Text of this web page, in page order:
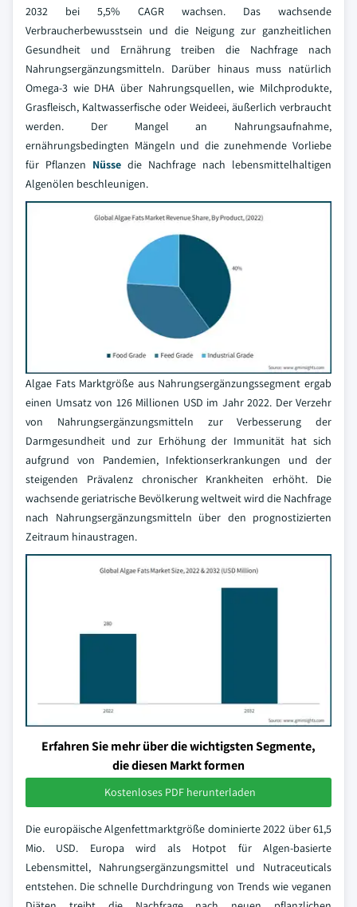
2032 bei 5,5% CAGR wachsen. Das wachsende
Verbraucherbewusstsein und die Neigung zur ganzheitlichen
Gesundheit und Ernährung treiben die Nachfrage nach
Nahrungsergänzungsmitteln. Darüber hinaus muss natürlich
Omega-3 wie DHA über Nahrungsquellen, wie Milchprodukte,
Grasfleisch, Kaltwasserfische oder Weideei, äußerlich verbraucht
werden. Der Mangel an Nahrungsaufnahme,
ernährungsbedingten Mängeln und die zunehmende Vorliebe
für Pflanzen Nüsse die Nachfrage nach lebensmittelhaltigen
Algenölen beschleunigen.
Algae Fats Marktgröße aus Nahrungsergänzungssegment ergab
einen Umsatz von 126 Millionen USD im Jahr 2022. Der Verzehr
von Nahrungsergänzungsmitteln zur Verbesserung der
Darmgesundheit und zur Erhöhung der Immunität hat sich
aufgrund von Pandemien, Infektionserkrankungen und der
steigenden Prävalenz chronischer Krankheiten erhöht. Die
wachsende geriatrische Bevölkerung weltweit wird die Nachfrage
nach Nahrungsergänzungsmitteln über den prognostizierten
Zeitraum hinaustragen.
Erfahren Sie mehr über die wichtigsten Segmente,
die diesen Markt formen
Kostenloses PDF herunterladen
Die europäische Algenfettmarktgröße dominierte 2022 über 61,5
Mio. USD. Europa wird als Hotpot für Algen-basierte
Lebensmittel, Nahrungsergänzungsmittel und Nutraceuticals
entstehen. Die schnelle Durchdringung von Trends wie veganen